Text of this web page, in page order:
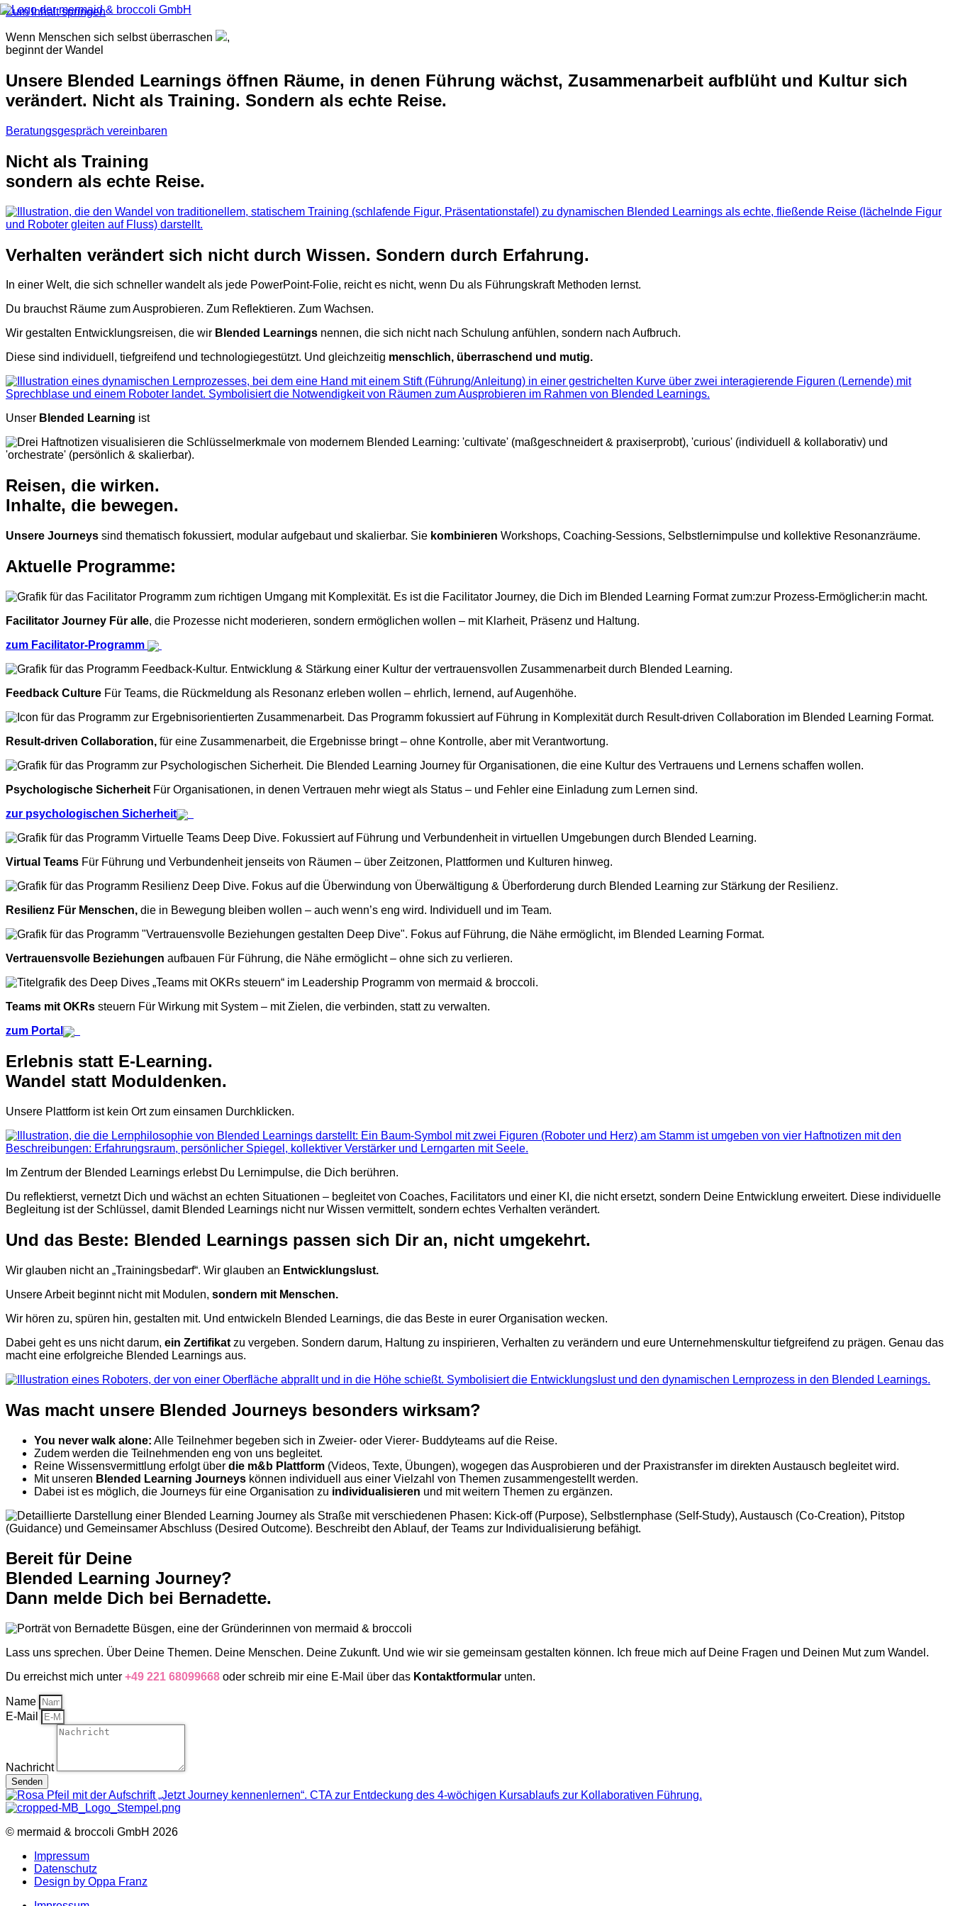
Zum Inhalt springen
Wenn Menschen sich selbst überraschen
,
beginnt der Wandel
Unsere Blended Learnings öffnen Räume, in denen Führung wächst, Zusammenarbeit aufblüht und Kultur sich
verändert. Nicht als Training. Sondern als echte Reise.
Beratungsgespräch vereinbaren
Nicht als Training
sondern als echte Reise.
Verhalten verändert sich nicht durch Wissen. Sondern durch Erfahrung.
In einer Welt, die sich schneller wandelt als jede PowerPoint-Folie, reicht es nicht, wenn Du als Führungskraft Methoden lernst.
Du brauchst Räume zum Ausprobieren. Zum Reflektieren. Zum Wachsen.
Wir gestalten Entwicklungsreisen, die wir Blended Learnings nennen, die sich nicht nach Schulung anfühlen, sondern nach Aufbruch.
Diese sind individuell, tiefgreifend und technologiegestützt. Und gleichzeitig menschlich, überraschend und mutig.
Unser Blended Learning ist
Reisen, die wirken.
Inhalte, die bewegen.
Unsere Journeys sind thematisch fokussiert, modular aufgebaut und skalierbar. Sie kombinieren Workshops, Coaching-Sessions, Selbstlernimpulse und kollektive Resonanzräume.
Aktuelle Programme:
Facilitator Journey Für alle, die Prozesse nicht moderieren, sondern ermöglichen wollen – mit Klarheit, Präsenz und Haltung.
zum Facilitator-Programm
Feedback Culture Für Teams, die Rückmeldung als Resonanz erleben wollen – ehrlich, lernend, auf Augenhöhe.
Result-driven Collaboration, für eine Zusammenarbeit, die Ergebnisse bringt – ohne Kontrolle, aber mit Verantwortung.
Psychologische Sicherheit Für Organisationen, in denen Vertrauen mehr wiegt als Status – und Fehler eine Einladung zum Lernen sind.
zur psychologischen Sicherheit
Virtual Teams Für Führung und Verbundenheit jenseits von Räumen – über Zeitzonen, Plattformen und Kulturen hinweg.
Resilienz Für Menschen, die in Bewegung bleiben wollen – auch wenn’s eng wird. Individuell und im Team.
Vertrauensvolle Beziehungen aufbauen Für Führung, die Nähe ermöglicht – ohne sich zu verlieren.
Teams mit OKRs steuern Für Wirkung mit System – mit Zielen, die verbinden, statt zu verwalten.
zum Portal
Erlebnis statt E-Learning.
Wandel statt Moduldenken.
Unsere Plattform ist kein Ort zum einsamen Durchklicken.
Im Zentrum der Blended Learnings erlebst Du Lernimpulse, die Dich berühren.
Du reflektierst, vernetzt Dich und wächst an echten Situationen – begleitet von Coaches, Facilitators und einer KI, die nicht ersetzt, sondern Deine Entwicklung erweitert. Diese individuelle
Begleitung ist der Schlüssel, damit Blended Learnings nicht nur Wissen vermittelt, sondern echtes Verhalten verändert.
Und das Beste: Blended Learnings passen sich Dir an, nicht umgekehrt.
Wir glauben nicht an „Trainingsbedarf“. Wir glauben an Entwicklungslust.
Unsere Arbeit beginnt nicht mit Modulen, sondern mit Menschen.
Wir hören zu, spüren hin, gestalten mit. Und entwickeln Blended Learnings, die das Beste in eurer Organisation wecken.
Dabei geht es uns nicht darum, ein Zertifikat zu vergeben. Sondern darum, Haltung zu inspirieren, Verhalten zu verändern und eure Unternehmenskultur tiefgreifend zu prägen. Genau das
macht eine erfolgreiche Blended Learnings aus.
Was macht unsere Blended Journeys besonders wirksam?
You never walk alone: Alle Teilnehmer begeben sich in Zweier- oder Vierer- Buddyteams auf die Reise.
Zudem werden die Teilnehmenden eng von uns begleitet.
Reine Wissensvermittlung erfolgt über die m&b Plattform (Videos, Texte, Übungen), wogegen das Ausprobieren und der Praxistransfer im direkten Austausch begleitet wird.
Mit unseren Blended Learning Journeys können individuell aus einer Vielzahl von Themen zusammengestellt werden.
Dabei ist es möglich, die Journeys für eine Organisation zu individualisieren und mit weitern Themen zu ergänzen.
Bereit für Deine
Blended Learning Journey?
Dann melde Dich bei Bernadette.
Lass uns sprechen. Über Deine Themen. Deine Menschen. Deine Zukunft. Und wie wir sie gemeinsam gestalten können. Ich freue mich auf Deine Fragen und Deinen Mut zum Wandel.
Du erreichst mich unter +49 221 68099668 oder schreib mir eine E-Mail über das Kontaktformular unten.
Name
E-Mail
Nachricht
Senden
© mermaid & broccoli GmbH 2026
Impressum
Datenschutz
Design by Oppa Franz